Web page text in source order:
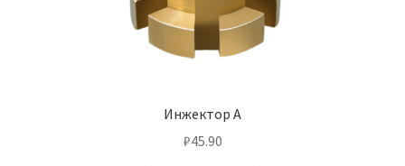
Инжектор А
₽45.90